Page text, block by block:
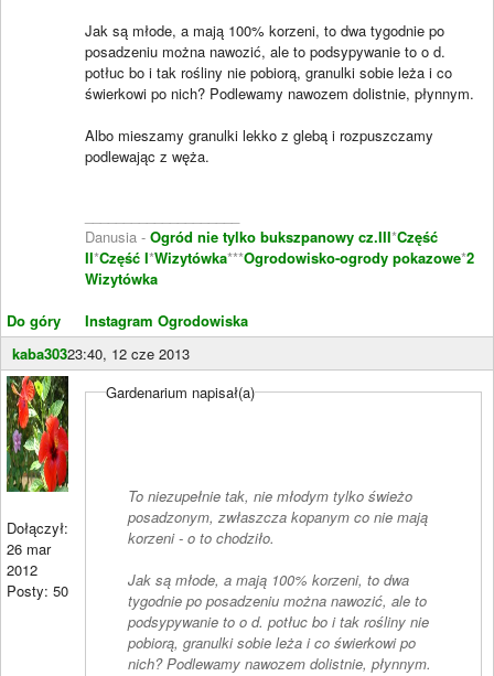
Do góry
Jak są młode, a mają 100% korzeni, to dwa tygodnie po
posadzeniu można nawozić, ale to podsypywanie to o d.
potłuc bo i tak rośliny nie pobiorą, granulki sobie leża i co
świerkowi po nich? Podlewamy nawozem dolistnie, płynnym.
Albo mieszamy granulki lekko z glebą i rozpuszczamy
podlewając z węża.
Danusia - Ogród nie tylko bukszpanowy cz.III*Część
II*Część I*Wizytówka***Ogrodowisko-ogrody pokazowe*2
Wizytówka
Instagram Ogrodowiska
kaba30323:40, 12 cze 2013
Dołączył:
26 mar
2012
Posty: 50
Gardenarium napisał(a)
To niezupełnie tak, nie młodym tylko świeżo
posadzonym, zwłaszcza kopanym co nie mają
korzeni - o to chodziło.
Jak są młode, a mają 100% korzeni, to dwa
tygodnie po posadzeniu można nawozić, ale to
podsypywanie to o d. potłuc bo i tak rośliny nie
pobiorą, granulki sobie leża i co świerkowi po
nich? Podlewamy nawozem dolistnie, płynnym.